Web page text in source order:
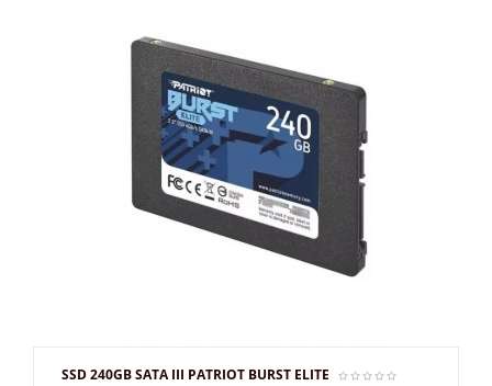
SSD 240GB SATA III PATRIOT BURST ELITE